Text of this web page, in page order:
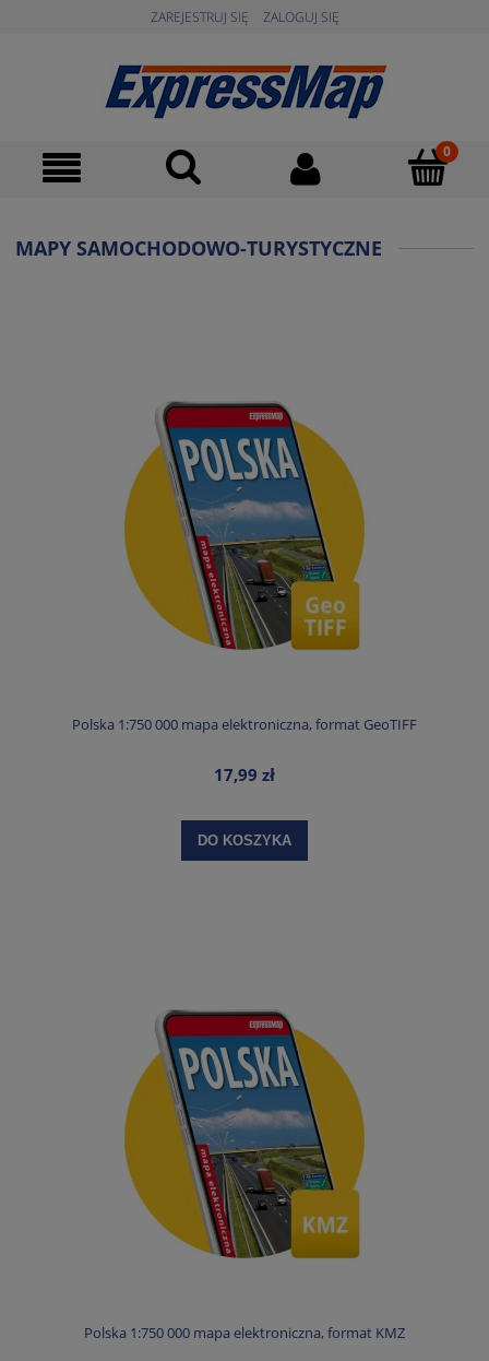
ZAREJESTRUJ SIĘ ZALOGUJ SIĘ
MAPY SAMOCHODOWO-TURYSTYCZNE
Polska 1:750 000 mapa elektroniczna, format GeoTIFF
17,99 zł
DO KOSZYKA
Polska 1:750 000 mapa elektroniczna, format KMZ